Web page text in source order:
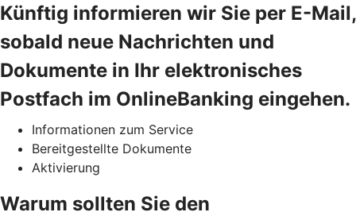
Künftig informieren wir Sie per E-Mail,
sobald neue Nachrichten und
Dokumente in Ihr elektronisches
Postfach im OnlineBanking eingehen.
Informationen zum Service
Bereitgestellte Dokumente
Aktivierung
Warum sollten Sie den